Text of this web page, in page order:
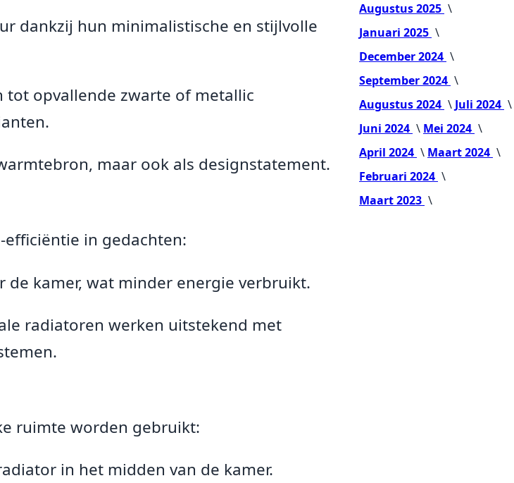
dankzij hun minimalistische en stijlvolle
tot opvallende zwarte of metallic
maar ook als designstatement.
in gedachten:
kamer, wat minder energie verbruikt.
radiatoren werken uitstekend met
ruimte worden gebruikt:
in het midden van de kamer.
Augustus 2025
Januari 2025
December 2024
September 2024
Augustus 2024
Juli 2024
Juni 2024
Mei 2024
April 2024
Maart 2024
Februari 2024
Maart 2023